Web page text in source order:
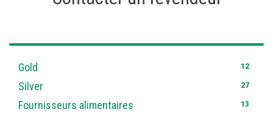
12
Gold
27
Silver
13
Fournisseurs alimentaires